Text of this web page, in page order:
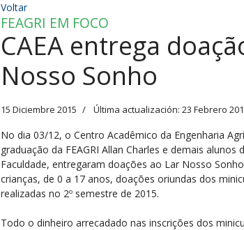
Voltar
FEAGRI EM FOCO
CAEA entrega
Nosso Sonho
15 Diciembre 2015 Última actualización: 23 Febrero
No dia 03/12, o Centro Acadêmico da Engenharia
graduação da FEAGRI Allan Charles e demais
Faculdade, entregaram doações ao Lar Nosso
crianças, de 0 a 17 anos, doações oriundas dos
realizadas no 2º semestre de 2015.
Todo o dinheiro arrecadado nas inscrições dos